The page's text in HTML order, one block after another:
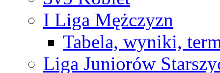
I Liga Mężczyzn
Tabela, wyniki,
Liga Juniorów